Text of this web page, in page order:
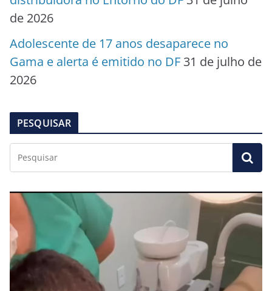
de 2026
Adolescente de 17 anos desaparece no
Gama e alerta é emitido no DF 31 de julho de
2026
PESQUISAR